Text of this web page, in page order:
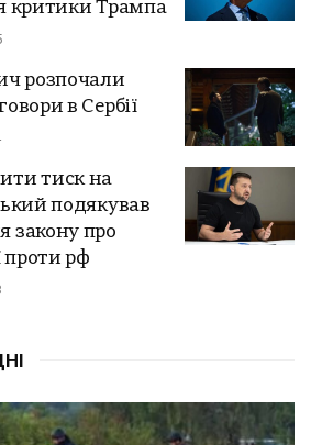
критики Трампа
розпочали
в Сербії
тиск на
подякував
закону про
проти рф